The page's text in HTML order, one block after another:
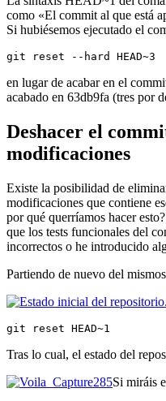
como «El commit al que está
Si hubiésemos ejecutado el
git reset --hard HEAD~3
en lugar de acabar en el
acabado en 63db9fa (tres por
Deshacer el
modificaciones
Existe la posibilidad de
modificaciones que contiene
por qué querríamos hacer
que los tests funcionales del
incorrectos o he introducido
Partiendo de nuevo del
git reset HEAD~1
Tras lo cual, el estado del
Si miráis